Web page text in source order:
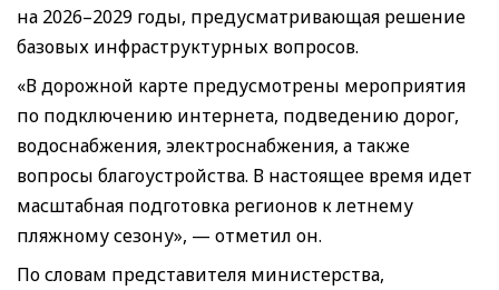
на 2026–2029 годы, предусматривающая решение
базовых инфраструктурных вопросов.
«В дорожной карте предусмотрены мероприятия
по подключению интернета, подведению дорог,
водоснабжения, электроснабжения, а также
вопросы благоустройства. В настоящее время идет
масштабная подготовка регионов к летнему
пляжному сезону», — отметил он.
По словам представителя министерства,